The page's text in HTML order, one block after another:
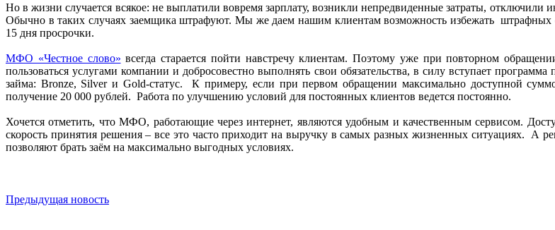
Но в жизни случается всякое: не выплатили вовремя зарплату, возникли непредвиденные затраты, отключили
Обычно в таких случаях заемщика штрафуют. Мы же даем нашим клиентам возможность избежать штрафных
15 дня просрочки.
МФО «Честное слово» всегда старается пойти навстречу клиентам. Поэтому уже при повторном
пользоваться услугами компании и добросовестно выполнять свои обязательства, в силу вступает
займа: Bronze, Silver и Gold-статус. К примеру, если при первом обращении максимально доступной
получение 20 000 рублей. Работа по улучшению условий для постоянных клиентов ведется постоянно.
Хочется отметить, что МФО, работающие через интернет, являются удобным и качественным сервисом.
скорость принятия решения – все это часто приходит на выручку в самых разных жизненных ситуациях. А
позволяют брать заём на максимально выгодных условиях.
Предыдущая новость